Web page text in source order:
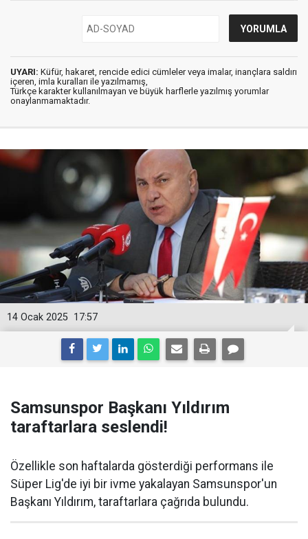
UYARI: Küfür, hakaret, rencide edici cümleler veya imalar, inançlara saldırı
içeren, imla kuralları ile yazılmamış,
Türkçe karakter kullanılmayan ve büyük harflerle yazılmış yorumlar
onaylanmamaktadır.
17:57
14 Ocak 2025
Samsunspor Başkanı Yıldırım
taraftarlara seslendi!
Özellikle son haftalarda gösterdiği performans ile
Süper Lig'de iyi bir ivme yakalayan Samsunspor'un
Başkanı Yıldırım, taraftarlara çağrıda bulundu.